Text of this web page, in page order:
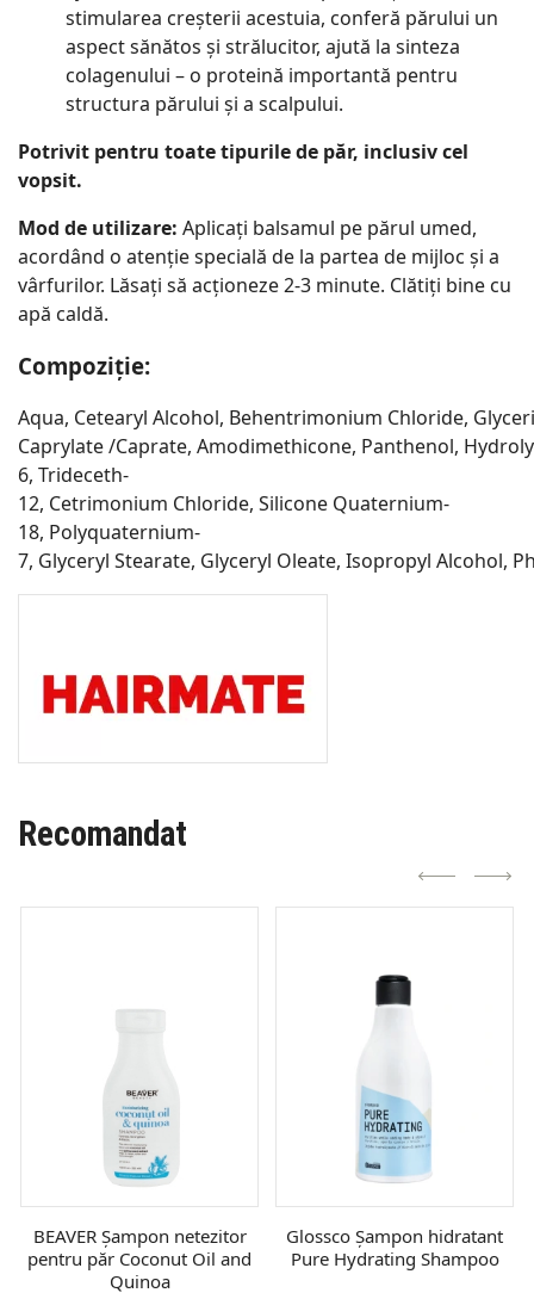
stimularea creșterii acestuia, conferă părului un
aspect sănătos și strălucitor, ajută la sinteza
colagenului – o proteină importantă pentru
structura părului și a scalpului.
Potrivit pentru toate tipurile de păr, inclusiv cel
vopsit.
Mod de utilizare: Aplicați balsamul pe părul umed,
acordând o atenție specială de la partea de mijloc și a
vârfurilor. Lăsați să acționeze 2-3 minute. Clătiți bine cu
apă caldă.
Compoziție:
Aqua, Cetearyl Alcohol, Behentrimonium Chloride,
Caprylate /Caprate, Amodimethicone, Panthenol,
6, Trideceth-
12, Cetrimonium Chloride, Silicone Quaternium-
18, Polyquaternium-
7, Glyceryl Stearate, Glyceryl Oleate, Isopropyl Alcohol,
Recomandat
BEAVER Șampon netezitor
pentru păr Coconut Oil and
Quinoa
Glossco Șampon hidratant
Pure Hydrating Shampoo